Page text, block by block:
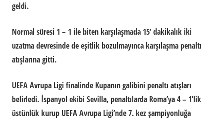
geldi.
Normal süresi 1 – 1 ile biten karşılaşmada 15’ dakikalık iki
uzatma devresinde de eşitlik bozulmayınca karşılaşma penaltı
atışlarına gitti.
UEFA Avrupa Ligi finalinde Kupanın galibini penaltı atışları
belirledi. İspanyol ekibi Sevilla, penaltılarda Roma’ya 4 – 1’lik
üstünlük kurup UEFA Avrupa Ligi’nde 7. kez şampiyonluğa